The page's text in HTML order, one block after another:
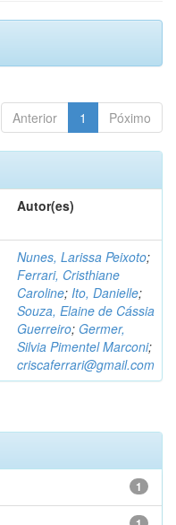
Anterior 1 Póximo
Autor(es)
Nunes, Larissa Peixoto;
Ferrari, Cristhiane
Caroline; Ito, Danielle;
Souza, Elaine de Cássia
Guerreiro; Germer,
Silvia Pimentel Marconi;
criscaferrari@gmail.com
1